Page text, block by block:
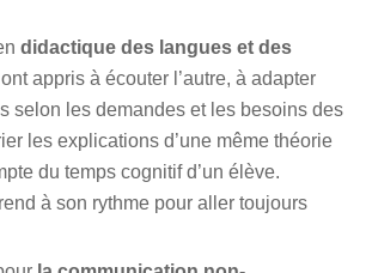
didactique des langues et des
ont appris à écouter l’autre, à adapter
selon les demandes et les besoins des
les explications d’une même théorie
du temps cognitif d’un élève.
à son rythme pour aller toujours